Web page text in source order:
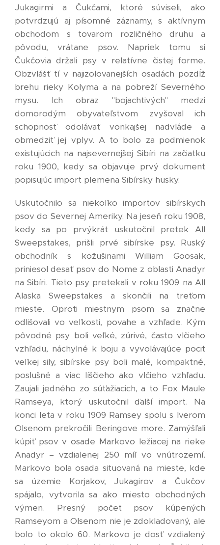
Jukagirmi a Čukčami, ktoré súviseli, ako
potvrdzujú aj písomné záznamy, s aktívnym
obchodom s tovarom rozličného druhu a
pôvodu, vrátane psov. Napriek tomu si
Čukčovia držali psy v relatívne čistej forme.
Obzvlášť tí v najizolovanejších osadách pozdĺž
brehu rieky Kolyma a na pobreží Severného
mysu. Ich obraz "bojachtivých" medzi
domorodým obyvateľstvom zvyšoval ich
schopnosť odolávať vonkajšej nadvláde a
obmedziť jej vplyv. A to bolo za podmienok
existujúcich na najsevernejšej Sibíri na začiatku
roku 1900, kedy sa objavuje prvý dokument
popisujúc import plemena Sibírsky husky.
Uskutočnilo sa niekoľko importov sibírskych
psov do Severnej Ameriky. Na jeseň roku 1908,
kedy sa po prvýkrát uskutočnil pretek All
Sweepstakes, prišli prvé sibírske psy. Ruský
obchodník s kožušinami William Goosak,
priniesol desať psov do Nome z oblasti Anadyr
na Sibíri. Tieto psy pretekali v roku 1909 na All
Alaska Sweepstakes a skončili na treťom
mieste. Oproti miestnym psom sa značne
odlišovali vo veľkosti, povahe a vzhľade. Kým
pôvodné psy boli veľké, zúrivé, často vlčieho
vzhľadu, náchylné k boju a vyvolávajúce pocit
veľkej sily, sibírske psy boli malé, kompaktné,
poslušné a viac líščieho ako vlčieho vzhľadu.
Zaujali jedného zo súťažiacich, a to Fox Maule
Ramseya, ktorý uskutočnil ďalší import. Na
konci leta v roku 1909 Ramsey spolu s Iverom
Olsenom prekročili Beringove more. Zamýšľali
kúpiť psov v osade Markovo ležiacej na rieke
Anadyr – vzdialenej 250 míľ vo vnútrozemí.
Markovo bola osada situovaná na mieste, kde
sa územie Korjakov, Jukagirov a Čukčov
spájalo, vytvorila sa ako miesto obchodných
výmen. Presný počet psov kúpených
Ramseyom a Olsenom nie je zdokladovaný, ale
bolo to okolo 60. Markovo je dosť vzdialený